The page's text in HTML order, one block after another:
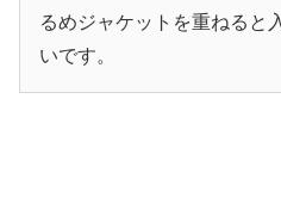
るめジャケットを重ねると
いです。